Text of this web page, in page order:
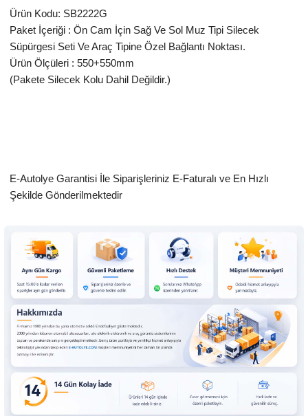
Ürün Kodu: SB2222G
Paket İçeriği : Ön Cam İçin Sağ Ve Sol Muz Tipi Silecek
Süpürgesi Seti Ve Araç Tipine Özel Bağlantı Noktası.
Ürün Ölçüleri : 550+550mm
(Pakete Silecek Kolu Dahil Değildir.)
E-Autolye Garantisi İle Siparişleriniz E-Faturalı ve En Hızlı
Şekilde Gönderilmektedir